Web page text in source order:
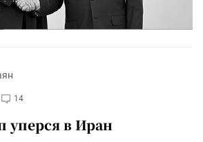
14
уперся в Иран